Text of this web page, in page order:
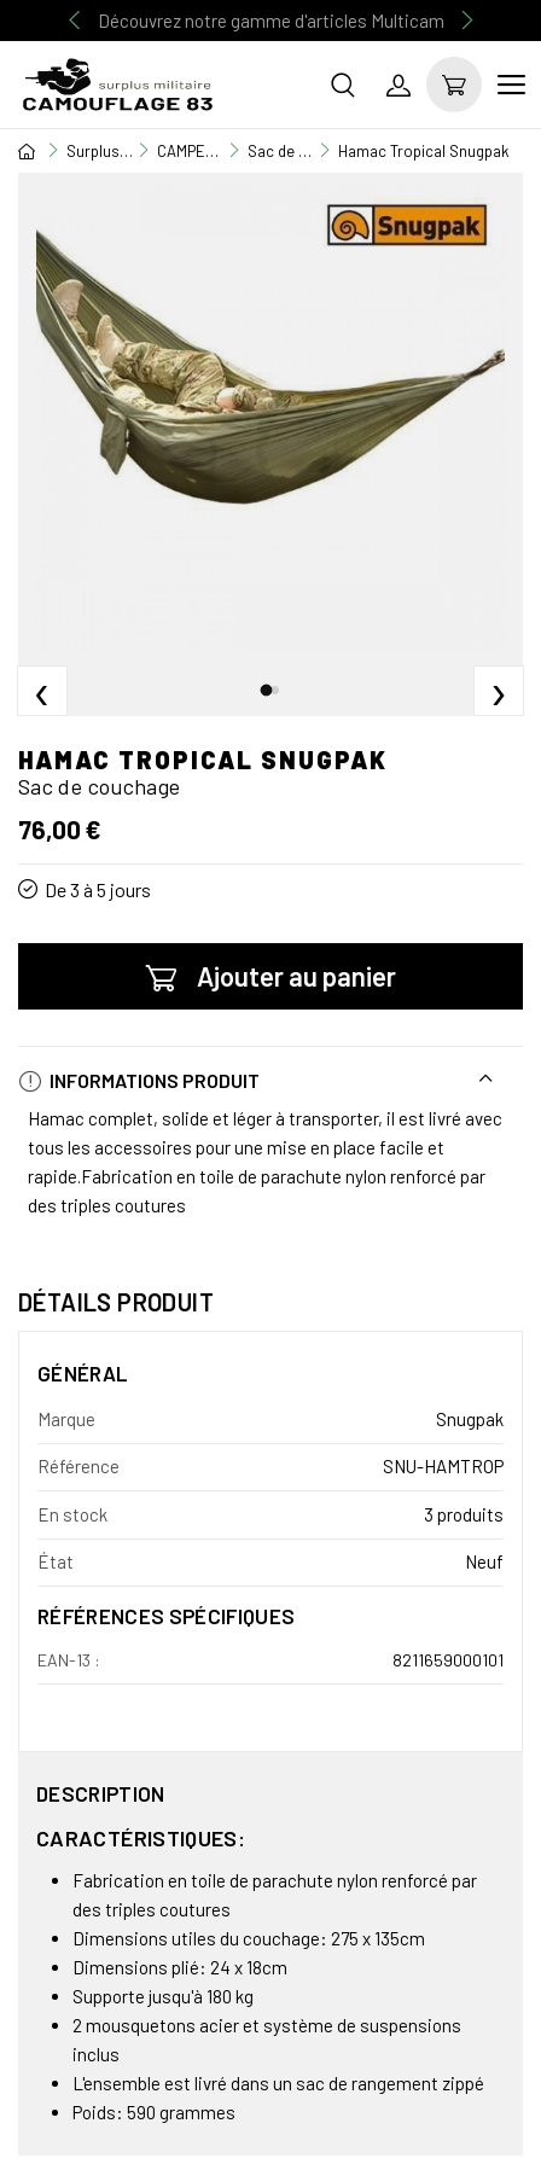
Découvrez notre gamme d'articles Multicam
Surplus Militaire CAMPEMENT / BIVOUAC Sac de couchage Hamac Tropical Snugpak
‹ ›
HAMAC TROPICAL SNUGPAK
Sac de couchage
76,00 €
De 3 à 5 jours
Ajouter au panier
INFORMATIONS PRODUIT
Hamac complet, solide et léger à transporter, il est livré avec
tous les accessoires pour une mise en place facile et
rapide.Fabrication en toile de parachute nylon renforcé par
des triples coutures
DÉTAILS PRODUIT
GÉNÉRAL
Marque Snugpak
Référence SNU-HAMTROP
En stock 3 produits
État Neuf
RÉFÉRENCES SPÉCIFIQUES
EAN-13 : 8211659000101
DESCRIPTION
CARACTÉRISTIQUES:
Fabrication en toile de parachute nylon renforcé par
des triples coutures
Dimensions utiles du couchage: 275 x 135cm
Dimensions plié: 24 x 18cm
Supporte jusqu'à 180 kg
2 mousquetons acier et système de suspensions
inclus
L'ensemble est livré dans un sac de rangement zippé
Poids: 590 grammes